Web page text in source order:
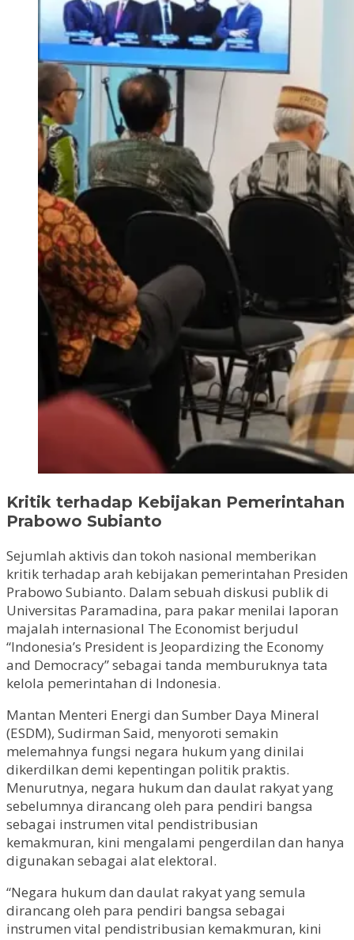
Kritik terhadap Kebijakan Pemerintahan
Prabowo Subianto
Sejumlah aktivis dan tokoh nasional memberikan
kritik terhadap arah kebijakan pemerintahan Presiden
Prabowo Subianto. Dalam sebuah diskusi publik di
Universitas Paramadina, para pakar menilai laporan
majalah internasional The Economist berjudul
“Indonesia’s President is Jeopardizing the Economy
and Democracy” sebagai tanda memburuknya tata
kelola pemerintahan di Indonesia.
Mantan Menteri Energi dan Sumber Daya Mineral
(ESDM), Sudirman Said, menyoroti semakin
melemahnya fungsi negara hukum yang dinilai
dikerdilkan demi kepentingan politik praktis.
Menurutnya, negara hukum dan daulat rakyat yang
sebelumnya dirancang oleh para pendiri bangsa
sebagai instrumen vital pendistribusian
kemakmuran, kini mengalami pengerdilan dan hanya
digunakan sebagai alat elektoral.
“Negara hukum dan daulat rakyat yang semula
dirancang oleh para pendiri bangsa sebagai
instrumen vital pendistribusian kemakmuran, kini